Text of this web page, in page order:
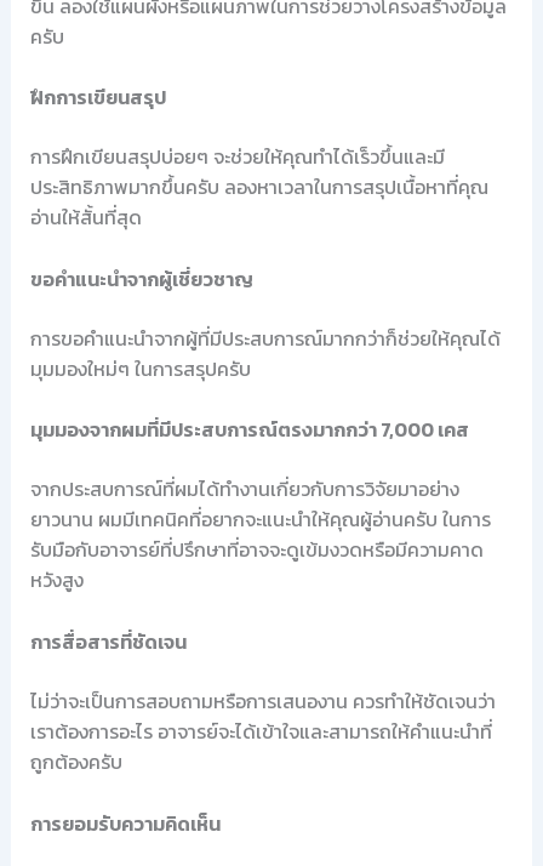
ครับ
ฝึกการเขียนสรุป
การฝึกเขียนสรุปบ่อยๆ จะช่วยให้คุณทำได้เร็วขึ้นและมี
ประสิทธิภาพมากขึ้นครับ ลองหาเวลาในการสรุปเนื้อหาที่คุณ
อ่านให้สั้นที่สุด
ขอคำแนะนำจากผู้เชี่ยวชาญ
การขอคำแนะนำจากผู้ที่มีประสบการณ์มากกว่าก็ช่วยให้คุณได้
มุมมองใหม่ๆ ในการสรุปครับ
มุมมองจากผมที่มีประสบการณ์ตรงมากกว่า 7,000 เคส
จากประสบการณ์ที่ผมได้ทำงานเกี่ยวกับการวิจัยมาอย่าง
ยาวนาน ผมมีเทคนิคที่อยากจะแนะนำให้คุณผู้อ่านครับ ในการ
รับมือกับอาจารย์ที่ปรึกษาที่อาจจะดูเข้มงวดหรือมีความคาด
หวังสูง
การสื่อสารที่ชัดเจน
ไม่ว่าจะเป็นการสอบถามหรือการเสนองาน ควรทำให้ชัดเจนว่า
เราต้องการอะไร อาจารย์จะได้เข้าใจและสามารถให้คำแนะนำที่
ถูกต้องครับ
การยอมรับความคิดเห็น